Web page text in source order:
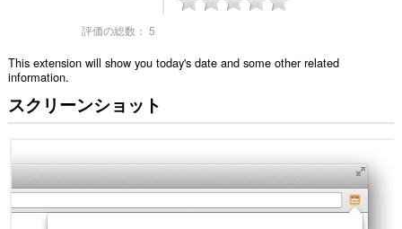
評価の総数： 5
This extension will show you today's date and some other related
information.
スクリーンショット